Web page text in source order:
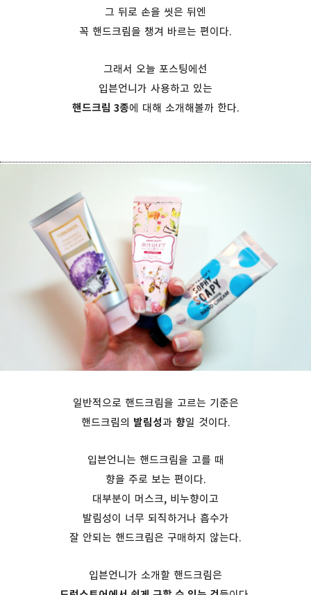
그 뒤로 손을 씻은 뒤엔
꼭 핸드크림을 챙겨 바르는 편이다.
그래서 오늘 포스팅에선
입븐언니가 사용하고 있는
핸드크림 3종에 대해 소개해볼까 한다.
일반적으로 핸드크림을 고르는 기준은
핸드크림의 발림성과 향일 것이다.
입븐언니는 핸드크림을 고를 때
향을 주로 보는 편이다.
대부분이 머스크, 비누향이고
발림성이 너무 되직하거나 흡수가
잘 안되는 핸드크림은 구매하지 않는다.
입븐언니가 소개할 핸드크림은